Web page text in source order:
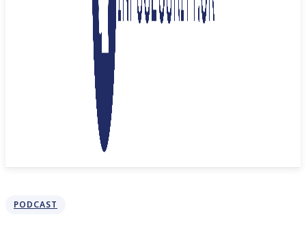
PODCAST